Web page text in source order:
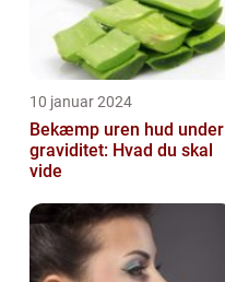
10 januar 2024
Bekæmp uren hud under
graviditet: Hvad du skal
vide